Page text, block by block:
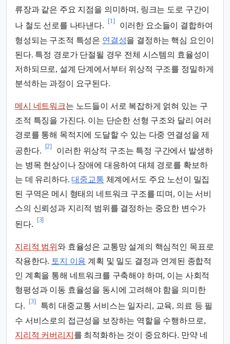
류장과 같은 주요 지점을 의미하며, 링크는 도로 구간이
나 철도 선로를 나타낸다.
[1]
이러한 요소들이 결합하여
형성되는 구조적 특성은 연결성을 결정하는 핵심 요인이
된다. 특정 경로가 단절될 경우 전체 시스템의 효율성이
저하되므로, 설계 단계에서부터 위상적 구조를 정밀하게
분석하는 과정이 요구된다.
메시 네트워크는 노드들이 서로 복잡하게 얽혀 있는 구
조적 특징을 가진다. 이는 단순한 선형 구조와 달리 여러
경로를 통해 목적지에 도달할 수 있는 다중 연결성을 제
공한다.
[2]
이러한 위상적 구조는 특정 구간에서 발생하
는 병목 현상이나 장애에 대응하여 대체 경로를 확보하
는 데 유리하다.대중교통 체계에서도 주요 노선이 밀집
된 구역은 메시 형태의 네트워크 구조를 띠며, 이는 서비
스의 신뢰성과 지리적 범위를 결정하는 중요한 변수가
된다.
[3]
지리적 범위 와 효율성은 교통망 설계의 핵심적인 목표로
작용한다. 토지 이용 계획 및 밀도 결정과 연계된 종합적
인 계획을 통해 네트워크를 구축해야 하며, 이는 사회적
형평성과 이동 효율성을 동시에 고려해야 함을 의미한
다.
[3]
특히 대중교통 서비스는 일자리, 교육, 의료 등 필
수 서비스로의 접근성을 보장하는 역할을 수행하므로,
지리적 커버리지 를 최적화하는 것이 중요하다. 만약 네